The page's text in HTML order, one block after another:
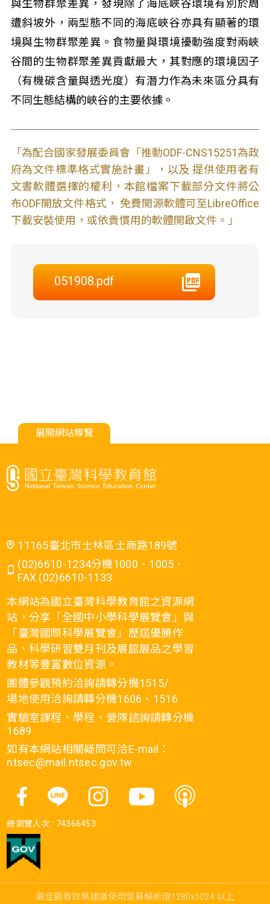
與生物群聚差異，發現除了海底峽谷環境有別於周
遭斜坡外，兩型態不同的海底峽谷亦具有顯著的環
境與生物群聚差異。食物量與環境擾動強度對兩峽
谷間的生物群聚差異貢獻最大，其對應的環境因子
（有機碳含量與透光度）有潛力作為未來區分具有
不同生態結構的峽谷的主要依據。
「為配合國家發展委員會「推動ODF-CNS15251為政
府為文件標準格式實施計畫」，以及 提供使用者有
文書軟體選擇的權利，本館檔案下載部分文件將公
布ODF開放文件格式， 免費開源軟體可至LibreOffice
下載安裝使用，或依貴慣用的軟體開啟文件。」
051908.pdf
展開網站導覽
11165臺北市士林區士商路189號
(02)6610-1234分機1000、1005．
FAX (02)6610-1133
本網站為國立臺灣科學教育館之資源網
站，分享「全國中小學科學展覽會」與
「臺灣國際科學展覽會」歷屆優勝作
品、科學研習雙月刊及展館展品之學習
教材等豐富數位資源。
團體參觀預約洽詢請轉分機1515/
場地使用洽詢請轉分機1606、1516
實驗室課程、學程、營隊諮詢請轉分機
1689
如有本網站相關疑問可洽E-mail：
ntsec@mail.ntsec.gov.tw
總瀏覽人次 : 74366453
最佳觀看效果建議使用螢幕解析度1280x1024 以上